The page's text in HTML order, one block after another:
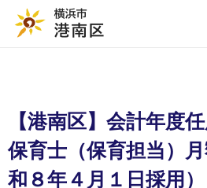
【港南区】会計年度
保育士（保育担当）
和８年４月１日採用）